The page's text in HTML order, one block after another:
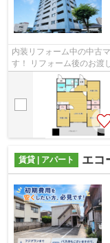
内装リフォーム中の中古
す！ リフォーム後のお渡
ので お気軽にお問い合せ
賃貸 | アパート エコ